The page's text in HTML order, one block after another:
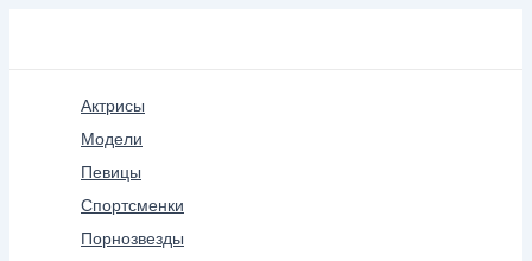
Актрисы
Модели
Певицы
Спортсменки
Порнозвезды